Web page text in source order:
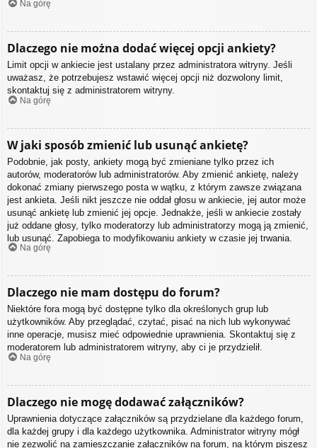
Na górę
Dlaczego nie można dodać więcej opcji ankiety?
Limit opcji w ankiecie jest ustalany przez administratora witryny. Jeśli
uważasz, że potrzebujesz wstawić więcej opcji niż dozwolony limit,
skontaktuj się z administratorem witryny.
Na górę
W jaki sposób zmienić lub usunąć ankietę?
Podobnie, jak posty, ankiety mogą być zmieniane tylko przez ich
autorów, moderatorów lub administratorów. Aby zmienić ankietę, należy
dokonać zmiany pierwszego posta w wątku, z którym zawsze związana
jest ankieta. Jeśli nikt jeszcze nie oddał głosu w ankiecie, jej autor może
usunąć ankietę lub zmienić jej opcje. Jednakże, jeśli w ankiecie zostały
już oddane głosy, tylko moderatorzy lub administratorzy mogą ją zmienić,
lub usunąć. Zapobiega to modyfikowaniu ankiety w czasie jej trwania.
Na górę
Dlaczego nie mam dostępu do forum?
Niektóre fora mogą być dostępne tylko dla określonych grup lub
użytkowników. Aby przeglądać, czytać, pisać na nich lub wykonywać
inne operacje, musisz mieć odpowiednie uprawnienia. Skontaktuj się z
moderatorem lub administratorem witryny, aby ci je przydzielił.
Na górę
Dlaczego nie mogę dodawać załączników?
Uprawnienia dotyczące załączników są przydzielane dla każdego forum,
dla każdej grupy i dla każdego użytkownika. Administrator witryny mógł
nie zezwolić na zamieszczanie załączników na forum, na którym piszesz